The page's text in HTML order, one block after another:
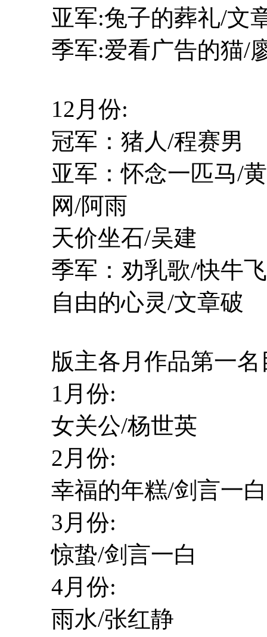
亚军:兔子的葬礼/文
季军:爱看广告的猫/
12月份:
冠军：猪人/程赛男
亚军：怀念一匹马/
网/阿雨
天价坐石/吴建
季军：劝乳歌/快牛
自由的心灵/文章破
版主各月作品第一名
1月份:
女关公/杨世英
2月份:
幸福的年糕/剑言一白
3月份:
惊蛰/剑言一白
4月份:
雨水/张红静